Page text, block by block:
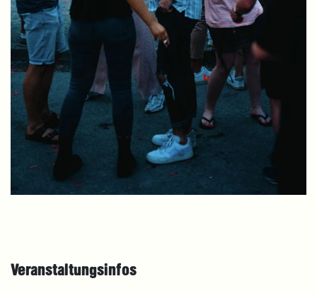
Veranstaltungsinfos